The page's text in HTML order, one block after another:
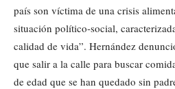
país son víctima de una crisis
situación político-social,
calidad de vida”. Hernández
que salir a la calle para buscar
de edad que se han quedado sin